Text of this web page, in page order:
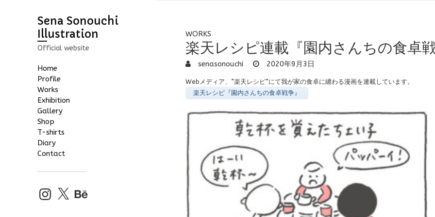
Sena Sonouchi
Illustration
Official website
Home
Profile
Works
Exhibition
Gallery
Shop
T-shirts
Diary
Contact
WORKS
楽天レシピ連載『園内さんちの食卓
senasonouchi 2020年9月3日
Webメディア、”楽天レシピ”にて我が家の食卓に纏わる漫画を連載しています。
楽天レシピ『園内さんちの食卓戦争』
Instagram
X Behance